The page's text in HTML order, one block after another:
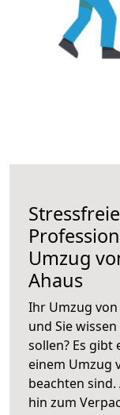
Umzug
Ahaus
Ihr Umzug
und Sie
sollen? Es gibt
einem Umzug
beachten sind.
hin zum